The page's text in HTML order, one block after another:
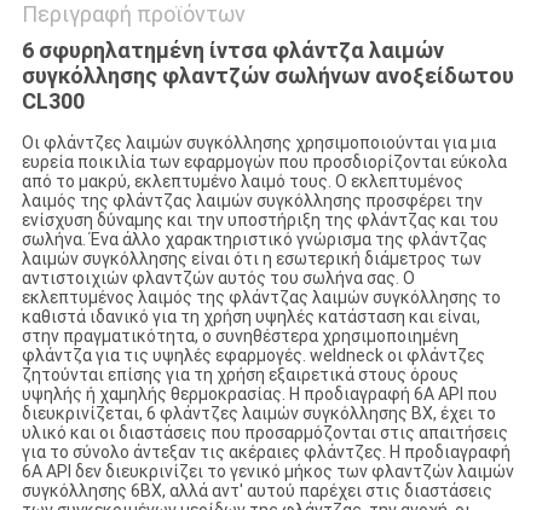
Περιγραφή προϊόντων
6 σφυρηλατημένη ίντσα φλάντζα λαιμών
συγκόλλησης φλαντζών σωλήνων ανοξείδωτου
CL300
Οι φλάντζες λαιμών συγκόλλησης χρησιμοποιούνται για μια
ευρεία ποικιλία των εφαρμογών που προσδιορίζονται εύκολα
από το μακρύ, εκλεπτυμένο λαιμό τους. Ο εκλεπτυμένος
λαιμός της φλάντζας λαιμών συγκόλλησης προσφέρει την
ενίσχυση δύναμης και την υποστήριξη της φλάντζας και του
σωλήνα. Ένα άλλο χαρακτηριστικό γνώρισμα της φλάντζας
λαιμών συγκόλλησης είναι ότι η εσωτερική διάμετρος των
αντιστοιχιών φλαντζών αυτός του σωλήνα σας. Ο
εκλεπτυμένος λαιμός της φλάντζας λαιμών συγκόλλησης το
καθιστά ιδανικό για τη χρήση υψηλές κατάσταση και είναι,
στην πραγματικότητα, ο συνηθέστερα χρησιμοποιημένη
φλάντζα για τις υψηλές εφαρμογές. weldneck οι φλάντζες
ζητούνται επίσης για τη χρήση εξαιρετικά στους όρους
υψηλής ή χαμηλής θερμοκρασίας. Η προδιαγραφή 6A API που
διευκρινίζεται, 6 φλάντζες λαιμών συγκόλλησης BX, έχει το
υλικό και οι διαστάσεις που προσαρμόζονται στις απαιτήσεις
για το σύνολο άντεξαν τις ακέραιες φλάντζες. Η προδιαγραφή
6A API δεν διευκρινίζει το γενικό μήκος των φλαντζών λαιμών
συγκόλλησης 6BX, αλλά αντ' αυτού παρέχει στις διαστάσεις